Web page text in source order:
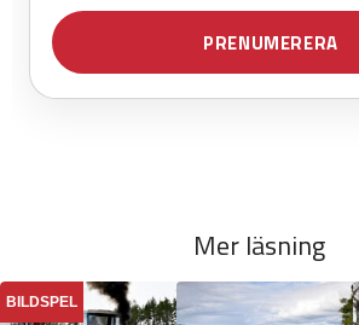
Mer läsning
BILDSPEL